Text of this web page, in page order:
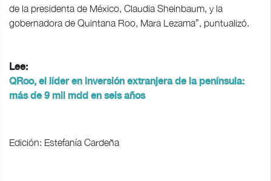
de la presidenta de México, Claudia Sheinbaum, y la
gobernadora de Quintana Roo, Mara Lezama”, puntualizó.
Lee:
QRoo, el líder en inversión extranjera de la península:
más de 9 mil mdd en seis años
Edición: Estefanía Cardeña